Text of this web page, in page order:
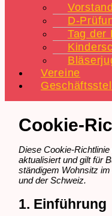
D-
Tag der
Vereine
Cookie-
Diese Cookie-
aktualisiert und gilt für
ständigem Wohnsitz
und der Schweiz.
1. Einführung